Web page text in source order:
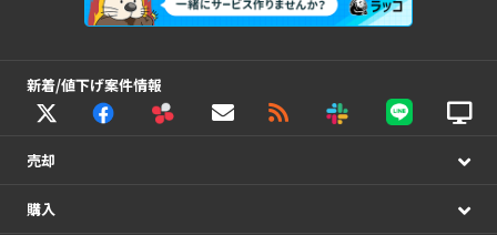
新着/値下げ案件情報
売却
購入